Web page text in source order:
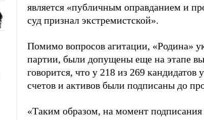
является «публичным оправданием и
суд признал экстремистской».
Помимо вопросов агитации, «Родина»
партии, были допущены еще на этапе
говорится, что у 218 из 269
счетов и активов были подписаны до
«Таким образом, на момент